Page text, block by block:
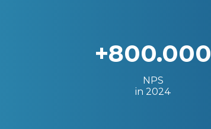
+800.000
NPS
in 2024